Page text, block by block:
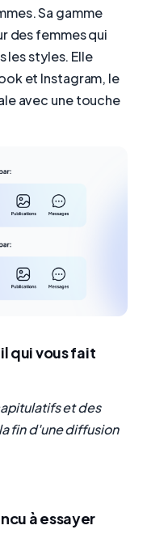
Sa gamme
des femmes qui
les styles. Elle
et Instagram, le
avec une touche
qui vous fait
et des
fin d'une diffusion
à essayer